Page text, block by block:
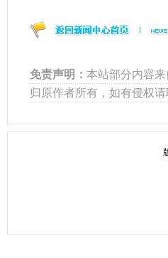
免责声明： 本站部分内容
归原作者所有，如有侵权请